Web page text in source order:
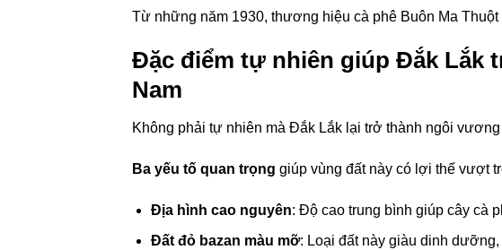
Từ những năm 1930, thương hiệu cà phê Buôn Ma
Đặc điểm tự nhiên giúp Đắk Lắk
Nam
Không phải tự nhiên mà Đắk Lắk lại trở thành ngôi
Ba yếu tố quan trọng giúp vùng đất này có lợi thế vượt
Địa hình cao nguyên: Độ cao trung bình giúp cây cà
Đất đỏ bazan màu mỡ: Loại đất này giàu dinh